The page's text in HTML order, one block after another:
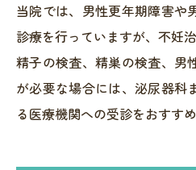
当院では、男性更年期障害や
診療を行っていますが、不妊
精子の検査、精巣の検査、男
が必要な場合には、泌尿器科
る医療機関への受診をおすすめ